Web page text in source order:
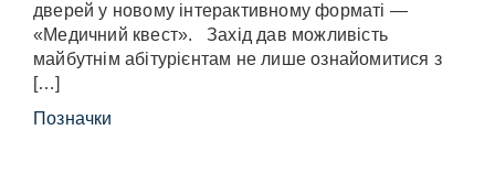
дверей у новому інтерактивному форматі —
«Медичний квест». Захід дав можливість
майбутнім абітурієнтам не лише ознайомитися з
[…]
Позначки